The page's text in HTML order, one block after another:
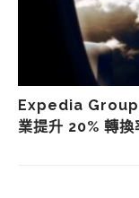
Expedia
業提升 20% 轉換